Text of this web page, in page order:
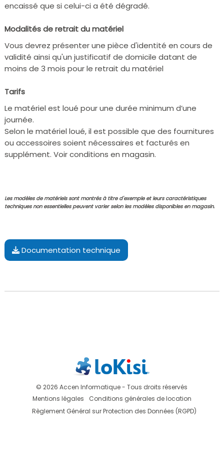
encaissé que si celui-ci a été dégradé.
Modalités de retrait du matériel
Vous devrez présenter une pièce d'identité en cours de
validité ainsi qu'un justificatif de domicile datant de
moins de 3 mois pour le retrait du matériel
Tarifs
Le matériel est loué pour une durée minimum d’une
journée.
Selon le matériel loué, il est possible que des fournitures
ou accessoires soient nécessaires et facturés en
supplément. Voir conditions en magasin.
Les modèles de matériels sont montrés à titre d'exemple et leurs caractéristiques
techniques non essentielles peuvent varier selon les modèles disponibles en magasin.
Documentation technique
© 2026 Accen Informatique - Tous droits réservés
Mentions légales
Conditions générales de location
Règlement Général sur Protection des Données (RGPD)